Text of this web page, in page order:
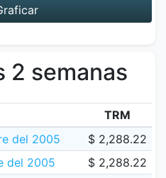
2 semanas
TRM
del 2005
$ 2,288.22
del 2005
$ 2,288.22